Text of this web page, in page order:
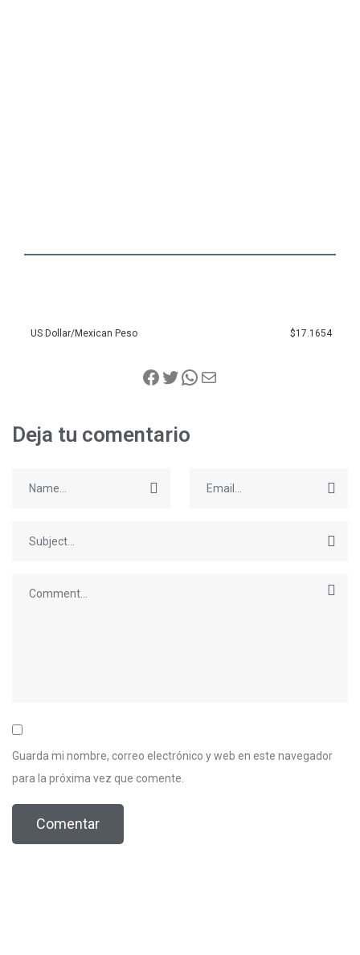
US Dollar/Mexican Peso $17.1654
Deja tu comentario
Guarda mi nombre, correo electrónico y web en este navegador
para la próxima vez que comente.